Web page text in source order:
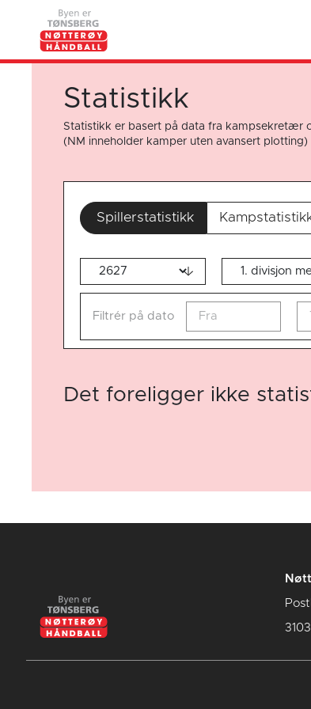
Statistikk
Statistikk er basert på data fra kampsekretær
(NM inneholder kamper uten avansert plotting)
Spillerstatistikk
Filtrér på dato
Det foreligger ikke